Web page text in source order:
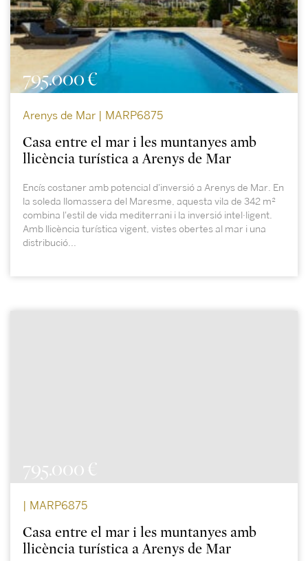
795.000 €
Arenys de Mar | MARP6875
Casa entre el mar i les muntanyes amb
llicència turística a Arenys de Mar
Encís costaner amb potencial d'inversió a Arenys de Mar. En
la soleda llomassera del Maresme, aquesta vila de 342 m²
combina l'estil de vida mediterrani i la inversió intel·ligent.
Amb llicència turística vigent, vistes obertes al mar i una
distribució...
795.000 €
| MARP6875
Casa entre el mar i les muntanyes amb
llicència turística a Arenys de Mar